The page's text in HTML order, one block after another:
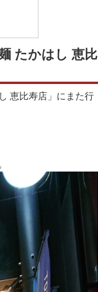
たかはし 恵比
恵比寿店」にまた行